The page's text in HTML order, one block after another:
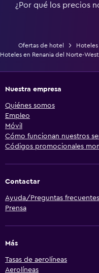
¿Por qué los precios
Ofertas de hotel Hoteles
Hoteles en Renania del Norte-
Nuestra empresa
Quiénes somos
Empleo
Móvil
Cómo funcionan nuestros
Códigos promocionales
Contactar
Ayuda/Preguntas frecuentes
Prensa
Más
Tasas de aerolíneas
Aerolíneas